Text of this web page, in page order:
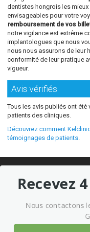
dentistes hongrois les
envisageables pour votre
remboursement de vos
notre vigilance est extrême
implantologues que nous
nous nous assurons de leur
conformité de leur pratique
vigueur.
Avis vérifiés
Tous les avis publiés ont
patients des cliniques.
Découvrez comment
témoignages de patients.
Conditions générales
Recevez
Nous contactons